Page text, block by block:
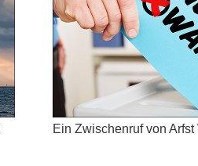
Ein Zwischenruf von Arfst